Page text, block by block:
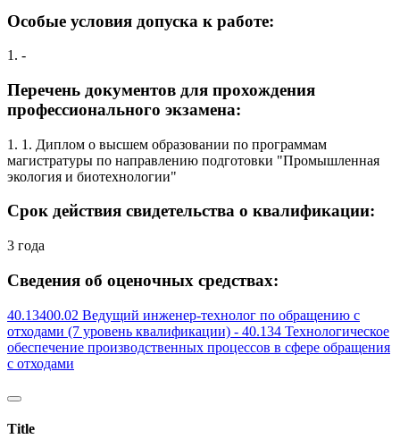
Особые условия допуска к работе:
1. -
Перечень документов для прохождения
профессионального экзамена:
1. 1. Диплом о высшем образовании по программам
магистратуры по направлению подготовки "Промышленная
экология и биотехнологии"
Срок действия свидетельства о квалификации:
3 года
Сведения об оценочных средствах:
40.13400.02 Ведущий инженер-технолог по обращению с
отходами (7 уровень квалификации) - 40.134 Технологическое
обеспечение производственных процессов в сфере обращения
с отходами
Title